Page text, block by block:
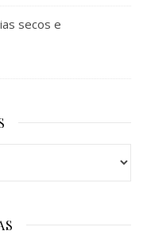
secos e